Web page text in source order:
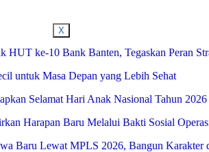
X
ke-10 Bank Banten, Tegaskan Peran
untuk Masa Depan yang Lebih Sehat
Selamat Hari Anak Nasional Tahun 2026
Harapan Baru Melalui Bakti Sosial
Baru Lewat MPLS 2026, Bangun Karakter